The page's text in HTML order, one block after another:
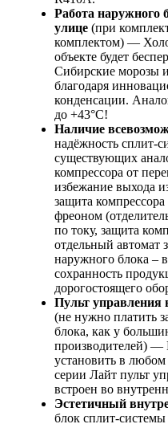
Работа наружного
улице (при
комплектом) —
объекте будет
Сибирские морозы
благодаря
конденсации.
до +43°С!
Наличие
надёжность сплит-
существующих
компрессора от
избежание выхода
защита
фреоном
по току, защита
отдельный автомат
наружного блока –
сохранность
дорогостоящего
Пульт
(не нужно платить
блока, как у
производителей)
установить в
серии Лайт пульт
встроен во
Эстетичный
блок сплит-